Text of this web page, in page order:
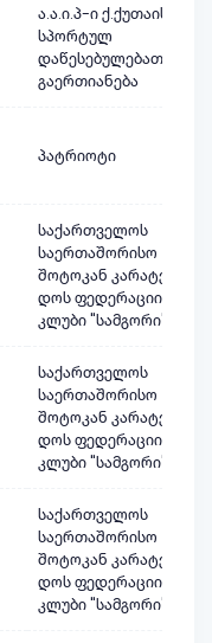
ა.ა.ი.პ-ი ქ.ქუთაისის
სპორტულ
დაწესებულებათა
გაერთიანება
პატრიოტი
საქართველოს
საერთაშორისო
შოტოკან კარატე-
დოს ფედერაციის
კლუბი "სამგორი"
საქართველოს
საერთაშორისო
შოტოკან კარატე-
დოს ფედერაციის
კლუბი "სამგორი"
საქართველოს
საერთაშორისო
შოტოკან კარატე-
დოს ფედერაციის
კლუბი "სამგორი"